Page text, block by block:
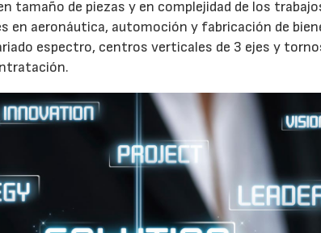
tamaño de piezas y en complejidad de los
aeronáutica, automoción y fabricación de
espectro, centros verticales de 3 ejes y